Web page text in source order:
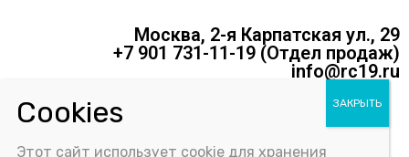
Москва, 2-я Карпатская ул., 29
+7 901 731-11-19 (Отдел продаж)
info@rc19.ru
Политика конфиденциальности
Этот сайт использует cookie для хранения